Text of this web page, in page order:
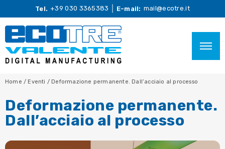
Tel. +39 030 3365383 E-mail: mail@ecotre.it
Home / Eventi / Deformazione permanente. Dall’acciaio al processo
Deformazione permanente.
Dall’acciaio al processo